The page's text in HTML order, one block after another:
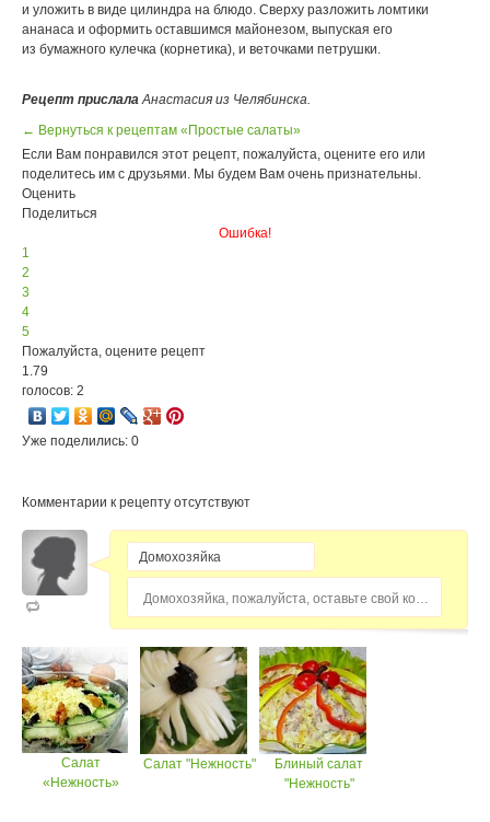
и уложить в виде цилиндра на блюдо. Сверху разложить ломтики
ананаса и оформить оставшимся майонезом, выпуская его
из бумажного кулечка (корнетика), и веточками петрушки.
Рецепт прислалаАнастасия из Челябинска.
← Вернуться к рецептам «Простые салаты»
Если Вам понравился этот рецепт, пожалуйста, оцените его или
поделитесь им с друзьями. Мы будем Вам очень признательны.
Оценить
Поделиться
Ошибка!
1
2
3
4
5
Пожалуйста, оцените рецепт
1.79
голосов: 2
Уже поделились: 0
Комментарии к рецепту отсутствуют
Домохозяйка, пожалуйста, оставьте свой комментарий...
Салат
«Нежность»
Салат "Нежность"
Блиный салат
"Нежность"